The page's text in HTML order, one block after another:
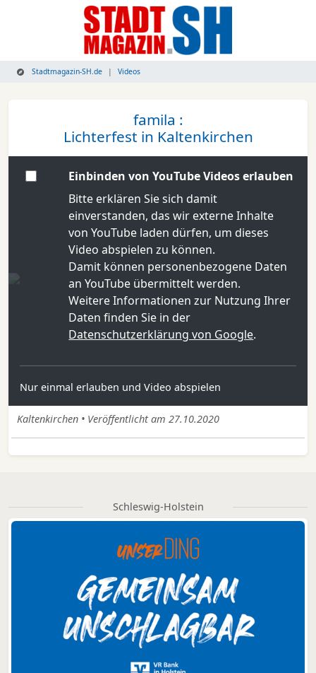
Stadtmagazin-SH.de Videos
famila :
Lichterfest in Kaltenkirchen
Einbinden von YouTube Videos erlauben
Bitte erklären Sie sich damit
einverstanden, das wir externe Inhalte
von YouTube laden dürfen, um dieses
Video abspielen zu können.
Damit können personenbezogene Daten
an YouTube übermittelt werden.
Weitere Informationen zur Nutzung Ihrer
Daten finden Sie in der
Datenschutzerklärung von Google.
Nur einmal erlauben und Video abspielen
Kaltenkirchen • Veröffentlicht am 27.10.2020
Schleswig-Holstein